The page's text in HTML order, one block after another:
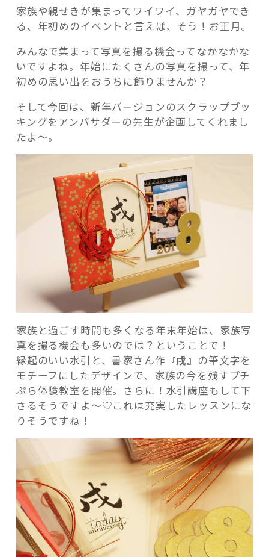
の
家族や親せきが集まってワイワイ、ガヤガヤでき
る、年初めのイベントと言えば、そう！お正月。
みんなで集まって写真を撮る機会ってなかなかな
いですよね。年始にたくさんの写真を撮って、年
初めの思い出をおうちに飾りませんか？
そして今回は、新年バージョンのスクラップブッ
キングをアンバサダーの先生が企画してくれまし
たよ～。
家族と過ごす時間も多くなる年末年始は、家族写
真を撮る機会も多いのでは？ということで！
縁起のいい水引と、書家さん作 『戌』 の筆文字を
モチーフにしたデザインで、家族の今を残すプチ
ぷら体験教室を開催。さらに！水引講座もして下
さるそうですよ～♡これは充実したレッスンにな
りそうですね！